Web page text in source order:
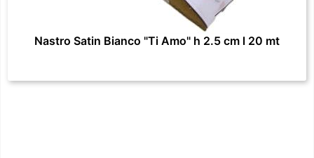
Nastro Satin Bianco "Ti Amo" h 2.5 cm l 20 mt